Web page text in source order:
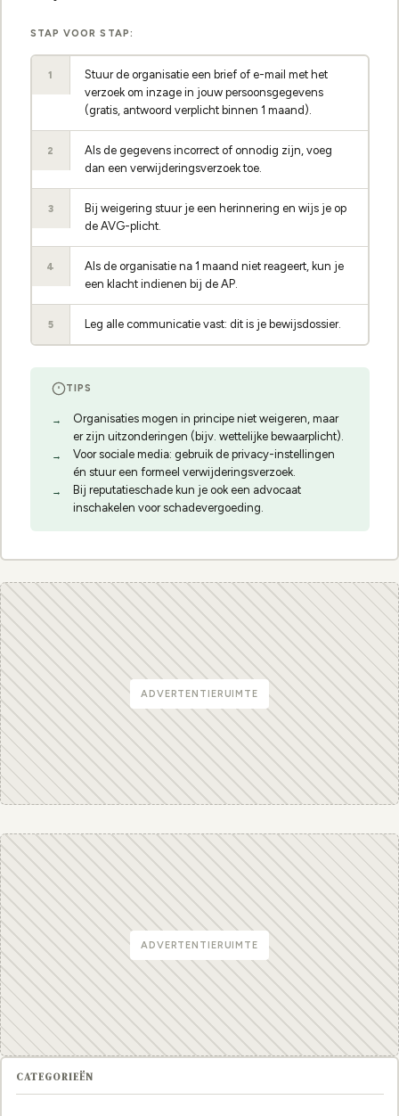
STAP VOOR STAP:
1
Stuur de organisatie een brief of e-mail met het
verzoek om inzage in jouw persoonsgegevens
(gratis, antwoord verplicht binnen 1 maand).
2
Als de gegevens incorrect of onnodig zijn, voeg
dan een verwijderingsverzoek toe.
3
Bij weigering stuur je een herinnering en wijs je op
de AVG-plicht.
4
Als de organisatie na 1 maand niet reageert, kun je
een klacht indienen bij de AP.
5 Leg alle communicatie vast: dit is je bewijsdossier.
TIPS
Organisaties mogen in principe niet weigeren, maar
er zijn uitzonderingen (bijv. wettelijke bewaarplicht).
Voor sociale media: gebruik de privacy-instellingen
én stuur een formeel verwijderingsverzoek.
Bij reputatieschade kun je ook een advocaat
inschakelen voor schadevergoeding.
ADVERTENTIERUIMTE
ADVERTENTIERUIMTE
CATEGORIEËN